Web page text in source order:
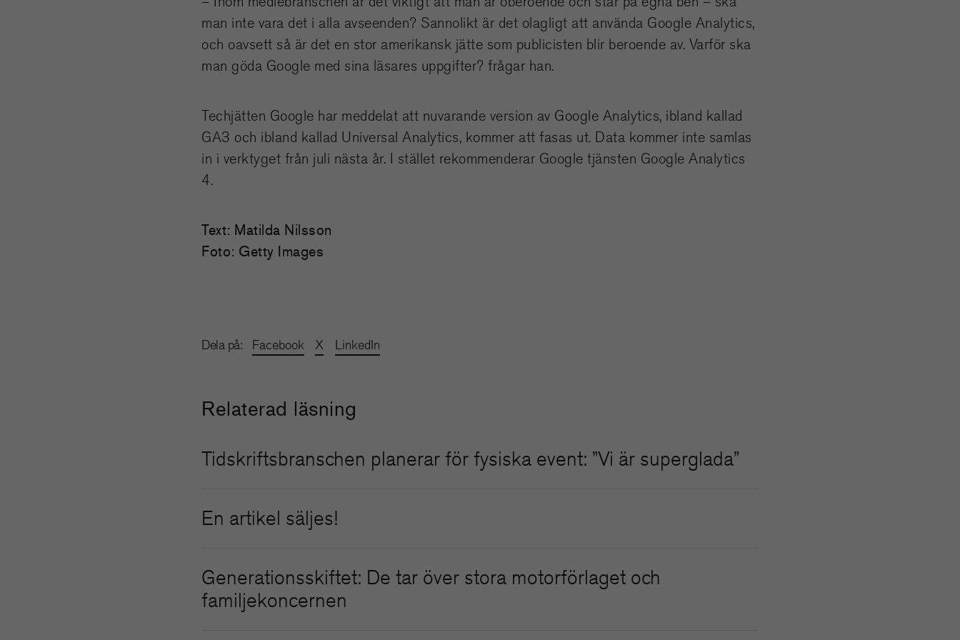
man inte vara det i alla avseenden? Sannolikt är det olagligt att använda Google Analytics,
och oavsett så är det en stor amerikansk jätte som publicisten blir beroende av. Varför ska
man göda Google med sina läsares uppgifter? frågar han.
Techjätten Google har meddelat att nuvarande version av Google Analytics, ibland kallad
GA3 och ibland kallad Universal Analytics, kommer att fasas ut. Data kommer inte samlas
in i verktyget från juli nästa år. I stället rekommenderar Google tjänsten Google Analytics
4.
Text: Matilda Nilsson
Foto: Getty Images
Dela på: Facebook X LinkedIn
Relaterad läsning
Tidskriftsbranschen planerar för fysiska event: ”Vi är superglada”
En artikel säljes!
Generationsskiftet: De tar över stora motorförlaget och
familjekoncernen